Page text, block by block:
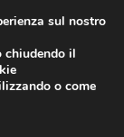
sul nostro
chiudendo il
o come